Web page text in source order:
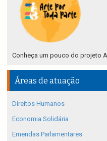
Conheça um pouco do projeto
Áreas de atuação
Direitos Humanos
Economia Solidária
Emendas Parlamentares